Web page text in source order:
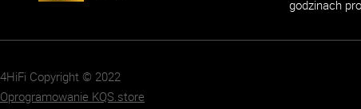
godzinach
4HiFi Copyright © 2022
Oprogramowanie KQS.store